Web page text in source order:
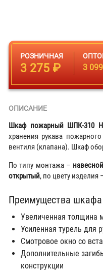
РОЗНИЧНАЯ
3 275 ₽ 3
ОПИСАНИЕ
Шкаф пожарный ШПК-310
хранения рукава
вентиля (клапана). Шкаф
По типу монтажа – навесной
открытый, по цвету изделия
Преимущества
Увеличенная толщина
Усиленная турель для
Смотровое окно со
Дополнительные
конструкции